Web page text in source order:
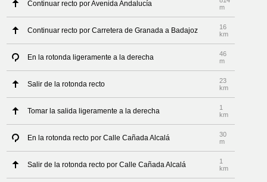
Continuar recto por Avenida Andalucía
m
Continuar recto por Carretera de Granada a Badajoz
16
km
En la rotonda ligeramente a la derecha
46
m
Salir de la rotonda recto
23
km
Tomar la salida ligeramente a la derecha
1
km
En la rotonda recto por Calle Cañada Alcalá
30
m
Salir de la rotonda recto por Calle Cañada Alcalá
1
km